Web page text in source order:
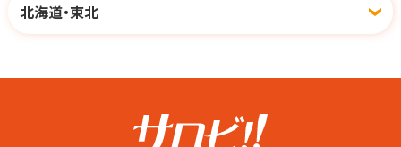
北海道・東北